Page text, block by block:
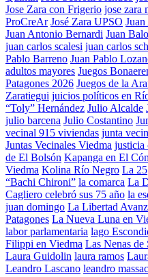
Jose Zara con Frigerio jose zara
ProCreAr José Zara UPSO Juan
Juan Antonio Bernardi Juan
juan carlos scalesi juan carlos
Pablo Barreno Juan Pablo
adultos mayores Juegos
Patagones 2026 Juegos de la
Zaratiegui juicios políticos en
“Toly” Hernández Julio Alcalde
julio barcena Julio Costantino
vecinal 915 viviendas junta
Juntas Vecinales Viedma justicia
de El Bolsón Kapanga en El
Viedma Kolina Río Negro La 25
“Bachi Chironi” la comarca La
Cagliero celebró sus 75 año la
juan domingo La Libertad
Patagones La Nueva Luna en
labor parlamentaria lago
Filippi en Viedma Las Nenas de
Laura Guidolin laura ramos
Leandro Lascano leandro